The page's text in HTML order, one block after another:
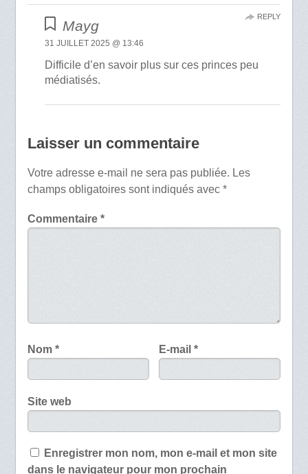
Mayg
31 JUILLET 2025 @ 13:46
Difficile d’en savoir plus sur ces princes peu
médiatisés.
REPLY
Laisser un commentaire
Votre adresse e-mail ne sera pas publiée. Les
champs obligatoires sont indiqués avec *
Commentaire *
Nom * E-mail*
Site web
Enregistrer mon nom, mon e-mail et mon site
dans le navigateur pour mon prochain